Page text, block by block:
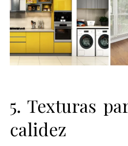
5. Texturas
calidez